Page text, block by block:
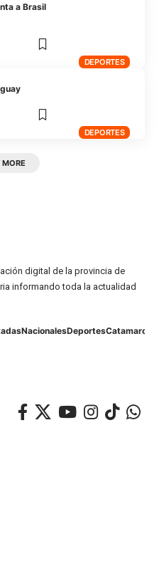
DEPORTES
a Brasil
DEPORTES
digital de la provincia de
informando toda la actualidad
NacionalesDeportesCatamarca